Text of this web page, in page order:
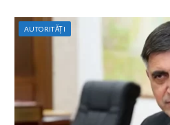
AUTORITĂȚI